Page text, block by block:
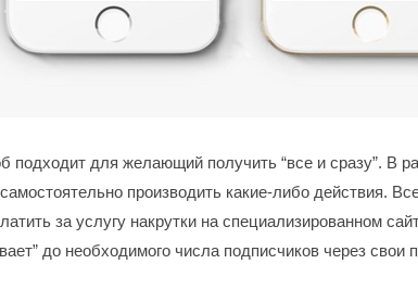
подходит для желающий получить “все и сразу”. В
производить какие-либо действия.
за услугу накрутки на специализированном
до необходимого числа подписчиков через свои